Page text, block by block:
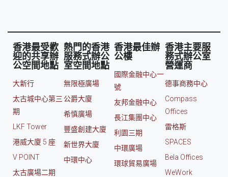
香港最受歡
迎的共享辦
公空間地點
大新行
太古城中心第三
期
LKF Tower
港威大廈 5 座
V POINT
太古廣場二期
熱門的香港
服務式辦公
室空間地點
無限極廣場
公爵大廈
希慎廣場
豐盛創建大廈
新世界大廈
中環中心
香港最佳辦
公樓
國際金融中心一
號
友邦金融中心
長江集團中心
利園三期
中環廣場
環球貿易廣場
香港主要服
務式辦公室
營運商
德事商務中心
Compass
Offices
雷格斯
SPACES
Bela Offices
WeWork